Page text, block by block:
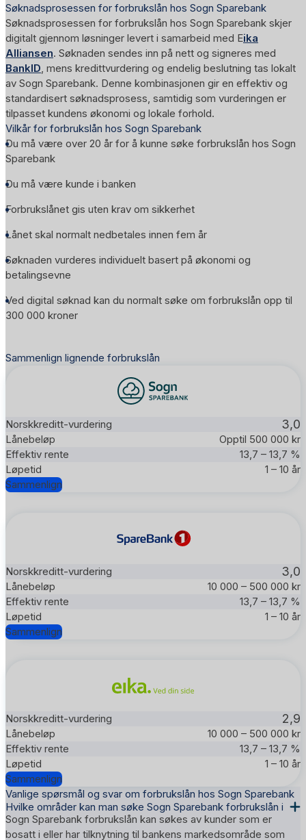
Søknadsprosessen for forbrukslån hos Sogn Sparebank
Søknadsprosessen for forbrukslån hos Sogn Sparebank skjer
digitalt gjennom løsninger levert i samarbeid med Eika
Alliansen. Søknaden sendes inn på nett og signeres med
BankID , mens kredittvurdering og endelig beslutning tas lokalt
av Sogn Sparebank. Denne kombinasjonen gir en effektiv og
standardisert søknadsprosess, samtidig som vurderingen er
tilpasset kundens økonomi og lokale forhold.
Vilkår for forbrukslån hos Sogn Sparebank
Du må være over 20 år for å kunne søke forbrukslån hos Sogn
Sparebank
Du må være kunde i banken
Forbrukslånet gis uten krav om sikkerhet
Lånet skal normalt nedbetales innen fem år
Søknaden vurderes individuelt basert på økonomi og
betalingsevne
Ved digital søknad kan du normalt søke om forbrukslån opp til
300 000 kroner
Sammenlign lignende forbrukslån
3,0
Opptil 500 000 kr
13,7 – 13,7 %
1 – 10 år
Sammenlign
3,0
10 000 – 500 000 kr
13,7 – 13,7 %
1 – 10 år
Sammenlign
2,9
10 000 – 500 000 kr
13,7 – 13,7 %
1 – 10 år
Sammenlign
Vanlige spørsmål og svar om forbrukslån hos Sogn Sparebank
Hvilke områder kan man søke Sogn Sparebank forbrukslån i
Sogn Sparebank forbrukslån kan søkes av kunder som er
bosatt i eller har tilknytning til bankens markedsområde som